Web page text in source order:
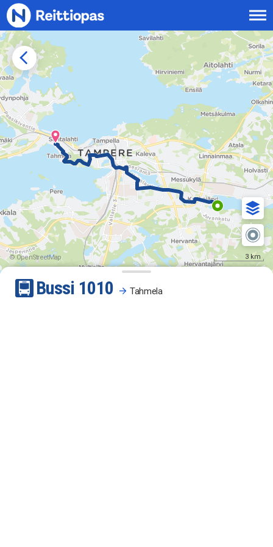
Siirry sisältöön
© OpenStreetMap 3 km
Bussi 1010 Tahmela